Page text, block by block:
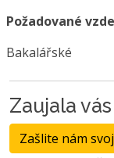
Požadované
Bakalářské
Zaujala
Zašlite nám